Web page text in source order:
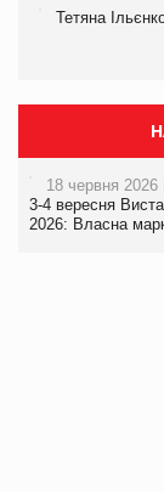
Тетяна
18 червня 2026 |
3-4 вересня
2026: Власна